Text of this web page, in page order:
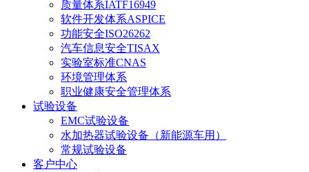
质量体系IATF16949
软件开发体系ASPICE
功能安全ISO26262
汽车信息安全TISAX
实验室标准CNAS
环境管理体系
职业健康安全管理体系
试验设备
EMC试验设备
水加热器试验设备（新能源车用）
常规试验设备
客户中心